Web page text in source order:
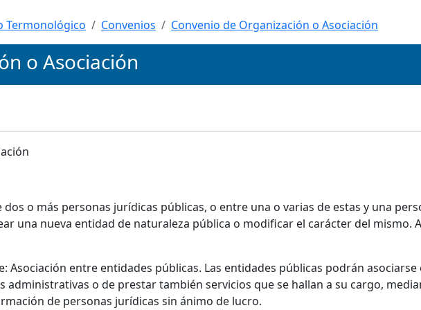
Termonológico Convenios Convenio de Organización o Asociación
o Asociación
o más personas jurídicas públicas, o entre una o varias de estas y una
una nueva entidad de naturaleza pública o modificar el carácter del mismo.
Asociación entre entidades públicas. Las entidades públicas podrán asociarse
o de prestar también servicios que se hallan a su cargo,
de personas jurídicas sin ánimo de lucro.